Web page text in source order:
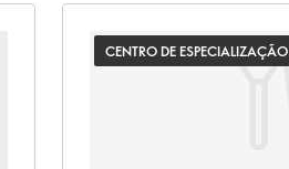
CENTRO DE ESPECIALIZAÇÃO